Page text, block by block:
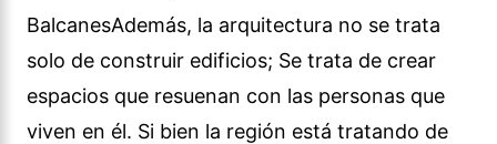
BalcanesAdemás, la arquitectura no se trata
solo de construir edificios; Se trata de crear
espacios que resuenan con las personas que
viven en él. Si bien la región está tratando de